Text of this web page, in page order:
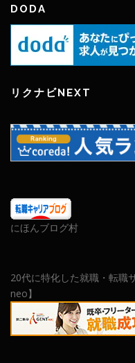
DODA
リクナビNEXT
にほんブログ村
20代に特化した就職・転職
neo】